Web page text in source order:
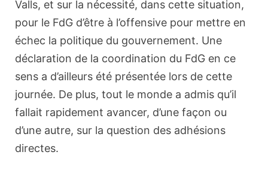
Valls, et sur la nécessité, dans cette situation,
pour le FdG d’être à l’offensive pour mettre en
échec la politique du gouvernement. Une
déclaration de la coordination du FdG en ce
sens a d’ailleurs été présentée lors de cette
journée. De plus, tout le monde a admis qu’il
fallait rapidement avancer, d’une façon ou
d’une autre, sur la question des adhésions
directes.